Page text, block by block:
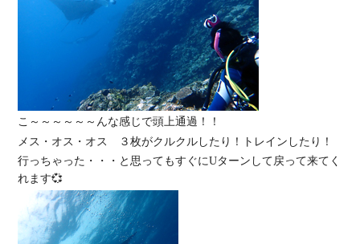
こ～～～～～～んな感じで頭上通過！！
メス・オス・オス ３枚がクルクルしたり！トレインしたり！
行っちゃった・・・と思ってもすぐにUターンして戻って来てく
れます💞